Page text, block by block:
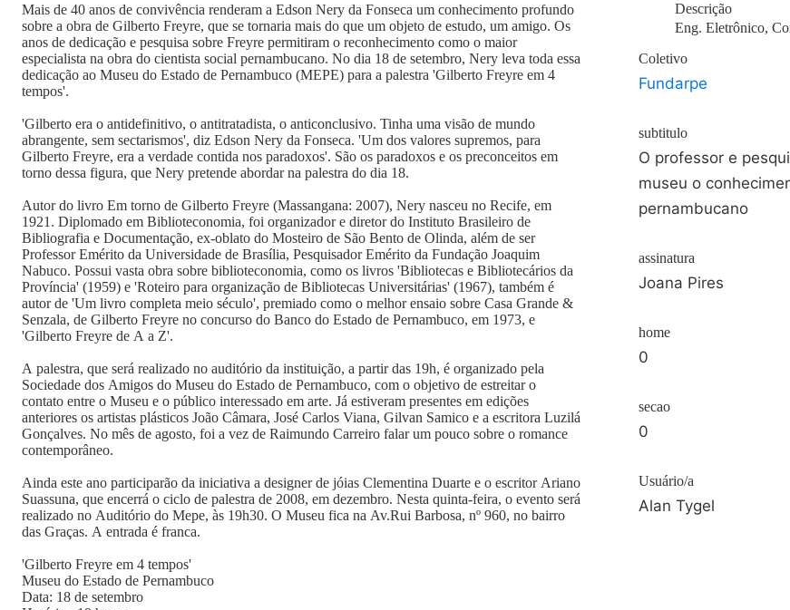
Mais de 40 anos de convivência renderam a Edson Nery da Fonseca um conhecimento profundo
sobre a obra de Gilberto Freyre, que se tornaria mais do que um objeto de estudo, um amigo. Os
anos de dedicação e pesquisa sobre Freyre permitiram o reconhecimento como o maior
especialista na obra do cientista social pernambucano. No dia 18 de setembro, Nery leva toda essa
dedicação ao Museu do Estado de Pernambuco (MEPE) para a palestra 'Gilberto Freyre em 4
tempos'.
'Gilberto era o antidefinitivo, o antitratadista, o anticonclusivo. Tinha uma visão de mundo
abrangente, sem sectarismos', diz Edson Nery da Fonseca. 'Um dos valores supremos, para
Gilberto Freyre, era a verdade contida nos paradoxos'. São os paradoxos e os preconceitos em
torno dessa figura, que Nery pretende abordar na palestra do dia 18.
Autor do livro Em torno de Gilberto Freyre (Massangana: 2007), Nery nasceu no Recife, em
1921. Diplomado em Biblioteconomia, foi organizador e diretor do Instituto Brasileiro de
Bibliografia e Documentação, ex-oblato do Mosteiro de São Bento de Olinda, além de ser
Professor Emérito da Universidade de Brasília, Pesquisador Emérito da Fundação Joaquim
Nabuco. Possui vasta obra sobre biblioteconomia, como os livros 'Bibliotecas e Bibliotecários da
Província' (1959) e 'Roteiro para organização de Bibliotecas Universitárias' (1967), também é
autor de 'Um livro completa meio século', premiado como o melhor ensaio sobre Casa Grande &
Senzala, de Gilberto Freyre no concurso do Banco do Estado de Pernambuco, em 1973, e
'Gilberto Freyre de A a Z'.
A palestra, que será realizado no auditório da instituição, a partir das 19h, é organizado pela
Sociedade dos Amigos do Museu do Estado de Pernambuco, com o objetivo de estreitar o
contato entre o Museu e o público interessado em arte. Já estiveram presentes em edições
anteriores os artistas plásticos João Câmara, José Carlos Viana, Gilvan Samico e a escritora Luzilá
Gonçalves. No mês de agosto, foi a vez de Raimundo Carreiro falar um pouco sobre o romance
contemporâneo.
Ainda este ano participarão da iniciativa a designer de jóias Clementina Duarte e o escritor Ariano
Suassuna, que encerrá o ciclo de palestra de 2008, em dezembro. Nesta quinta-feira, o evento será
realizado no Auditório do Mepe, às 19h30. O Museu fica na Av.Rui Barbosa, nº 960, no bairro
das Graças. A entrada é franca.
'Gilberto Freyre em 4 tempos'
Museu do Estado de Pernambuco
Data: 18 de setembro
Descrição
Eng. Eletrônico,
Coletivo
Fundarpe
subtitulo
O professor e
museu o
pernambucano
assinatura
Joana Pires
home
0
secao
0
Usuário/a
Alan Tygel